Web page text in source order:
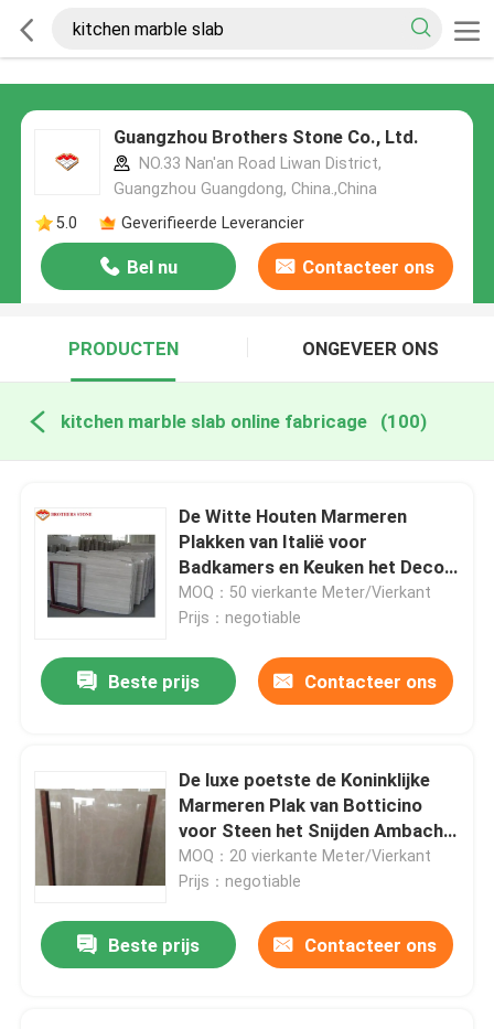
Guangzhou Brothers Stone Co., Ltd.
NO.33 Nan'an Road Liwan District,
Guangzhou Guangdong, China.,China
5.0
Geverifieerde Leverancier
Bel nu Contacteer ons
PRODUCTEN ONGEVEER ONS
kitchen marble slab online fabricage (100)
De Witte Houten Marmeren
Plakken van Italië voor
Badkamers en Keuken het Decor
van Vloertegels
MOQ：50 vierkante Meter/Vierkant
Prijs：negotiable
Beste prijs Contacteer ons
De luxe poetste de Koninklijke
Marmeren Plak van Botticino
voor Steen het Snijden Ambacht
op
MOQ：20 vierkante Meter/Vierkant
Prijs：negotiable
Beste prijs Contacteer ons